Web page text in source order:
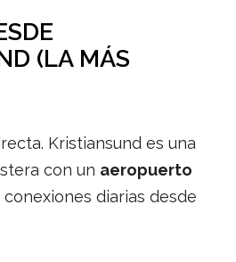
(LA MÁS
Kristiansund es una
con un aeropuerto
conexiones diarias desde